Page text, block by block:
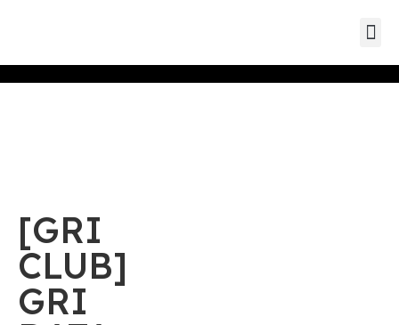
[GRI
CLUB]
GRI